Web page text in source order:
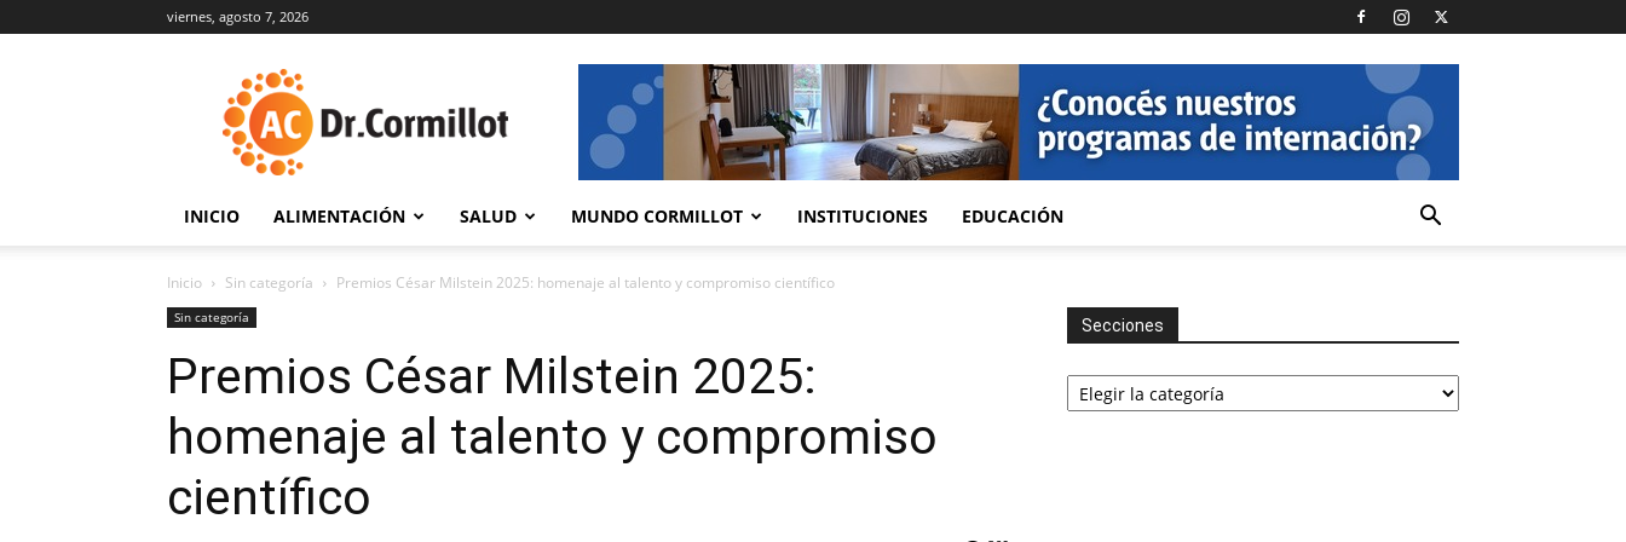
viernes, agosto 7, 2026
INICIO ALIMENTACIÓN SALUD MUNDO CORMILLOT INSTITUCIONES EDUCACIÓN
Inicio Sin categoría Premios César Milstein 2025: homenaje al talento y compromiso científico
Sin categoría
Premios César Milstein 2025:
homenaje al talento y compromiso
científico
Secciones
Secciones